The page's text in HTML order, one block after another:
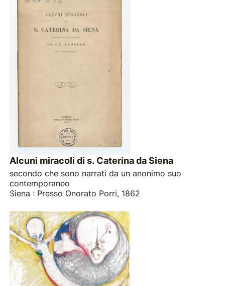
Alcuni miracoli di s. Caterina da Siena
secondo che sono narrati da un anonimo suo
contemporaneo
Siena : Presso Onorato Porri, 1862